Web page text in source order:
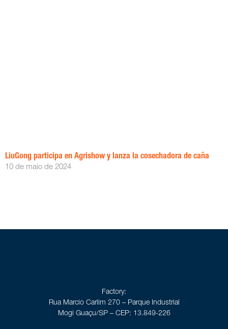
LiuGong participa en Agrishow y lanza la cosechadora de caña
10 de maio de 2024
Factory:
Rua Marcio Carlim 270 – Parque Industrial
Mogi Guaçu/SP – CEP: 13.849-226